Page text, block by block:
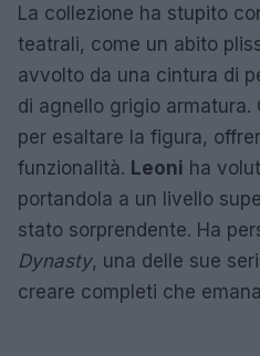
La collezione ha stupito
teatrali, come un abito
avvolto da una cintura di
di agnello grigio armatura.
per esaltare la figura,
funzionalità. Leoni ha
portandola a un livello
stato sorprendente. Ha
Dynasty, una delle sue
creare completi che